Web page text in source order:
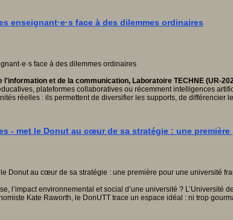
enseignant·e·s face à des dilemmes ordinaires
et de la communication, Laboratoire TECHNE (UR-
plateformes collaboratives ou récemment intelligences
réelles : ils permettent de diversifier les supports, de
- met le Donut au cœur de sa stratégie : une
l’impact environnemental et social d’une université ?
Kate Raworth, le DonUTT trace un espace idéal : ni trop